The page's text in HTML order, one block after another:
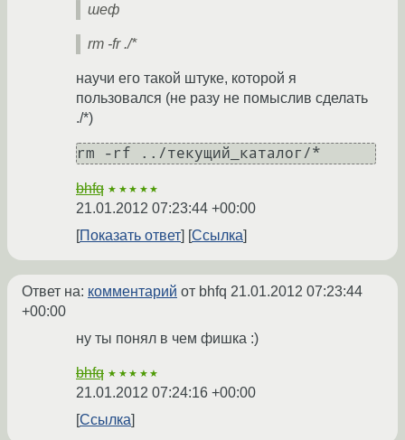
шеф
rm -fr ./*
научи его такой штуке, которой я
пользовался (не разу не помыслив сделать
./*)
rm -rf ../текущий_каталог/*
bhfq ★★★★★
21.01.2012 07:23:44 +00:00
Показать ответ
Ссылка
Ответ на: комментарий от bhfq 21.01.2012 07:23:44
+00:00
ну ты понял в чем фишка :)
bhfq ★★★★★
21.01.2012 07:24:16 +00:00
Ссылка